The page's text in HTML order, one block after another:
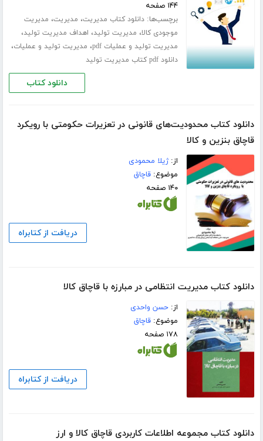
۱۴۴ صفحه
برچسب‌ها:دانلود کتاب مدیریت، مدیریت، مدیریت
موجودی کالا، مدیریت تولید، اهداف مدیریت تولید،
مدیریت تولید و عملیات pdf ، مدیریت تولید و عملیات،
دانلود pdf کتاب مدیریت تولید
دانلود کتاب
دانلود کتاب محدودیت‌های قانونی در تعزیرات حکومتی با رویکرد
قاچاق بنزین و کالا
از:ژیلا محمودی
موضوع:قاچاق
۱۴۰ صفحه
دریافت از کتابراه
دانلود کتاب مدیریت انتظامی در مبارزه با قاچاق کالا
از:حسن واحدی
موضوع:قاچاق
۱۷۸ صفحه
دریافت از کتابراه
دانلود کتاب مجموعه اطلاعات کاربردی قاچاق کالا و ارز